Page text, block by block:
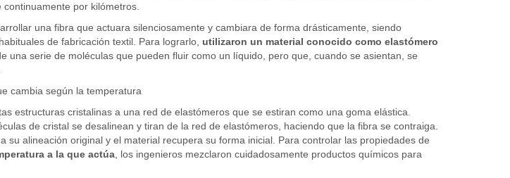
por kilómetros.
una fibra que actuara silenciosamente y cambiara de forma drásticamente, siendo
de fabricación textil. Para lograrlo, utilizaron un material conocido como elastómero
una serie de moléculas que pueden fluir como un líquido, pero que, cuando se asientan, se
cambia según la temperatura
estructuras cristalinas a una red de elastómeros que se estiran como una goma elástica.
de cristal se desalinean y tiran de la red de elastómeros, haciendo que la fibra se contraiga.
su alineación original y el material recupera su forma inicial. Para controlar las propiedades de
a la que actúa, los ingenieros mezclaron cuidadosamente productos químicos para